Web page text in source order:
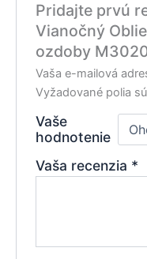
Pridajte prvú
Vianočný
ozdoby
Vaša e-mailová
Vyžadované polia
Vaše
hodnotenie
Vaša recenzia *